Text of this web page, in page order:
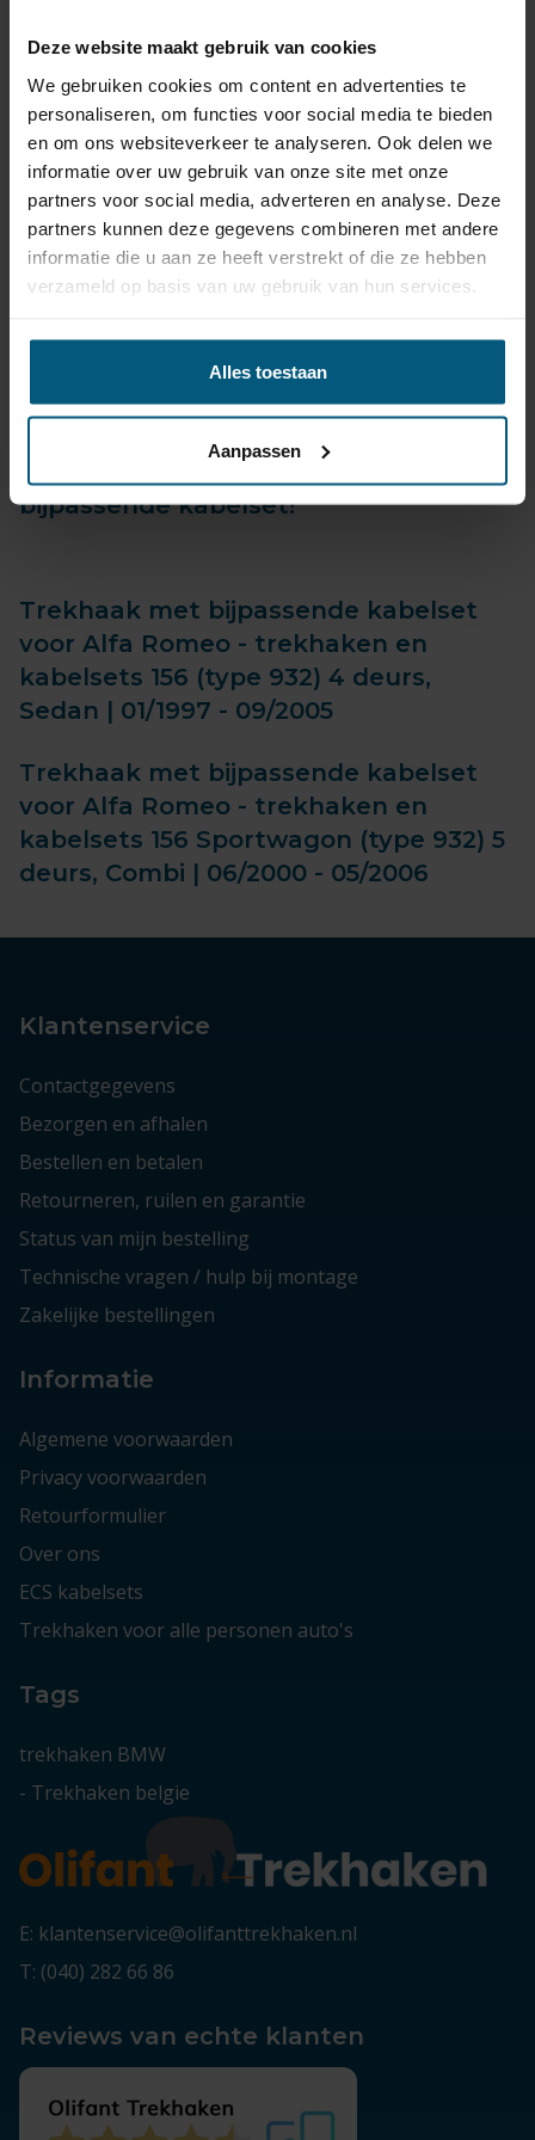
Deze website maakt gebruik van cookies
We gebruiken cookies om content en advertenties te
personaliseren, om functies voor social media te bieden
en om ons websiteverkeer te analyseren. Ook delen we
informatie over uw gebruik van onze site met onze
partners voor social media, adverteren en analyse. Deze
partners kunnen deze gegevens combineren met andere
informatie die u aan ze heeft verstrekt of die ze hebben
verzameld op basis van uw gebruik van hun services.
Alles toestaan
Aanpassen
Betrouwbaar, snel geleverd, vaak binnen 24 uur!
Twijfel je welke trekhaak set het beste past?
Heb je vragen over de universele kabelsets?
Neem gewooncontactmet ons op!
Met onze jarenlange ervaring geeft Olifant
trekhaken je graag een eerlijk en onafhankelijk advies.
Alfa Romeo 156 productiedatum vanaf
Maak onder je keuze welk bouwjaar je
Alfa Romeo 156 is.
bijpassende kabelset!
Trekhaak met bijpassende kabelset
voor Alfa Romeo - trekhaken en
kabelsets 156 (type 932) 4 deurs,
Sedan | 01/1997 - 09/2005
Trekhaak met bijpassende kabelset
voor Alfa Romeo - trekhaken en
kabelsets 156 Sportwagon (type 932) 5
deurs, Combi | 06/2000 - 05/2006
Klantenservice
Contactgegevens
Bezorgen en afhalen
Bestellen en betalen
Retourneren, ruilen en garantie
Status van mijn bestelling
Technische vragen / hulp bij montage
Zakelijke bestellingen
Informatie
Algemene voorwaarden
Privacy voorwaarden
Retourformulier
Over ons
ECS kabelsets
Trekhaken voor alle personen auto's
Tags
trekhaken BMW
- Trekhaken belgie
E: klantenservice@olifanttrekhaken.nl
T: (040) 282 66 86
Reviews van echte klanten